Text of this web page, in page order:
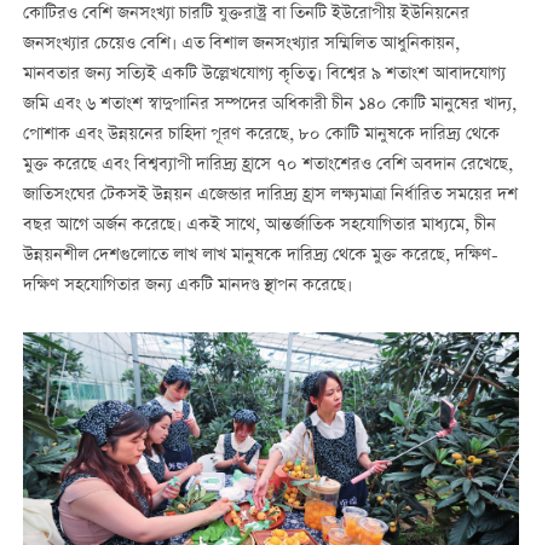
কোটিরও বেশি জনসংখ্যা চারটি যুক্তরাষ্ট্র বা তিনটি ইউরোপীয় ইউনিয়নের
জনসংখ্যার চেয়েও বেশি। এত বিশাল জনসংখ্যার সম্মিলিত আধুনিকায়ন,
মানবতার জন্য সত্যিই একটি উল্লেখযোগ্য কৃতিত্ব। বিশ্বের ৯ শতাংশ আবাদযোগ্য
জমি এবং ৬ শতাংশ স্বাদুপানির সম্পদের অধিকারী চীন ১৪০ কোটি মানুষের খাদ্য,
পোশাক এবং উন্নয়নের চাহিদা পূরণ করেছে, ৮০ কোটি মানুষকে দারিদ্র্য থেকে
মুক্ত করেছে এবং বিশ্বব্যাপী দারিদ্র্য হ্রাসে ৭০ শতাংশেরও বেশি অবদান রেখেছে,
জাতিসংঘের টেকসই উন্নয়ন এজেন্ডার দারিদ্র্য হ্রাস লক্ষ্যমাত্রা নির্ধারিত সময়ের দশ
বছর আগে অর্জন করেছে। একই সাথে, আন্তর্জাতিক সহযোগিতার মাধ্যমে, চীন
উন্নয়নশীল দেশগুলোতে লাখ লাখ মানুষকে দারিদ্র্য থেকে মুক্ত করেছে, দক্ষিণ-
দক্ষিণ সহযোগিতার জন্য একটি মানদণ্ড স্থাপন করেছে।